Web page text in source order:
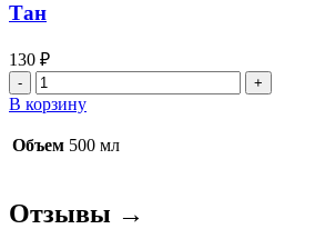
Тан
130 ₽
Количество
товара
Тан
В корзину
Объем 500 мл
Отзывы →